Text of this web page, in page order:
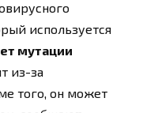
используется
мутации
из-за
того, он может